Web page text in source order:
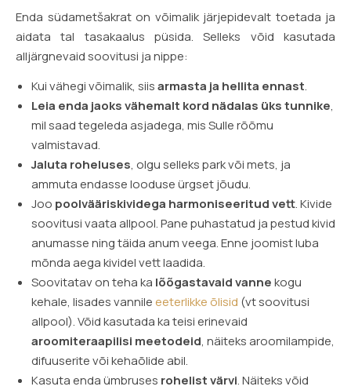
Enda südametšakrat on võimalik järjepidevalt toetada ja
aidata tal tasakaalus püsida. Selleks võid kasutada
alljärgnevaid soovitusi ja nippe:
Kui vähegi võimalik, siisarmasta ja hellita ennast.
Leia enda jaoks vähemalt kord nädalas üks tunnike,
mil saad tegeleda asjadega, mis Sulle rõõmu
valmistavad.
Jaluta roheluses, olgu selleks park või mets, ja
ammuta endasse looduse ürgset jõudu.
Joo poolvääriskividega harmoniseeritud vett. Kivide
soovitusi vaata allpool. Pane puhastatud ja pestud kivid
anumasse ning täida anum veega. Enne joomist luba
mõnda aega kividel vett laadida.
Soovitatav on teha ka lõõgastavaid vannekogu
kehale, lisades vannile eeterlikke õlisid (vt soovitusi
allpool). Võid kasutada ka teisi erinevaid
aroomiteraapilisi meetodeid, näiteks aroomilampide,
difuuserite või kehaõlide abil.
Kasuta enda ümbruses rohelist värvi. Näiteks võid